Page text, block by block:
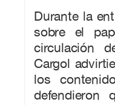
Durante la
sobre el
circulación
Cargol
los
defendieron